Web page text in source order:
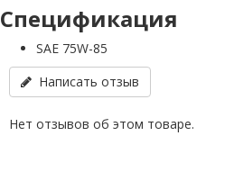
Спецификация
SAE 75W-85
Написать отзыв
Нет отзывов об этом товаре.